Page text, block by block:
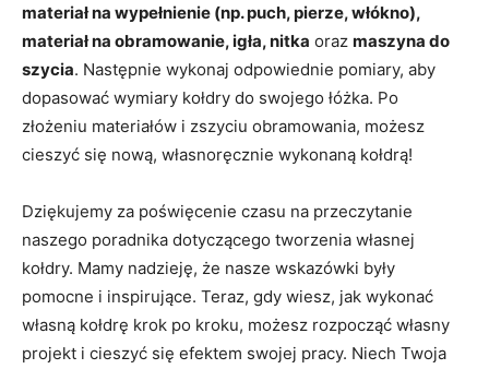
materiał na‍ wypełnienie (np. puch, pierze, włókno),
materiał na obramowanie, igła, nitka oraz maszyna do
szycia. Następnie wykonaj odpowiednie pomiary, ​aby
dopasować wymiary kołdry do⁣ swojego łóżka. Po
złożeniu⁢ materiałów i zszyciu obramowania,⁣ możesz
cieszyć się nową, ‍własnoręcznie⁣ wykonaną kołdrą!
Dziękujemy za ⁣poświęcenie ‍czasu na⁤ przeczytanie
⁤naszego poradnika ⁣dotyczącego tworzenia własnej
kołdry. Mamy nadzieję, że ‌nasze wskazówki były
pomocne i inspirujące. Teraz, gdy wiesz,⁢ jak wykonać
⁢własną kołdrę krok‌ po kroku, możesz rozpocząć własny
projekt ‌i ⁣cieszyć ‍się efektem ‍swojej pracy. Niech Twoja